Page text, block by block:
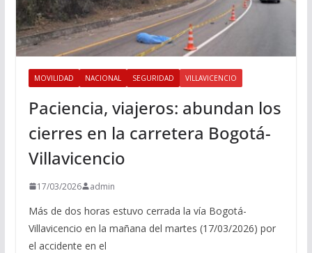
MOVILIDAD NACIONAL SEGURIDAD VILLAVICENCIO
Paciencia, viajeros: abundan los
cierres en la carretera Bogotá-
Villavicencio
17/03/2026 admin
Más de dos horas estuvo cerrada la vía Bogotá-
Villavicencio en la mañana del martes (17/03/2026) por
el accidente en el